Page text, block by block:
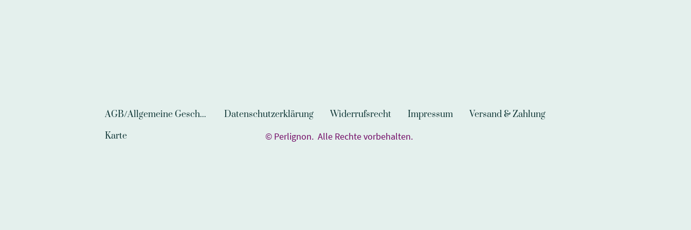
AGB/Allgemeine Geschäftsbedingungen Datenschutzerklärung Widerrufsrecht Impressum
Versand & Zahlung
Karte
© Perlignon. Alle Rechte vorbehalten.